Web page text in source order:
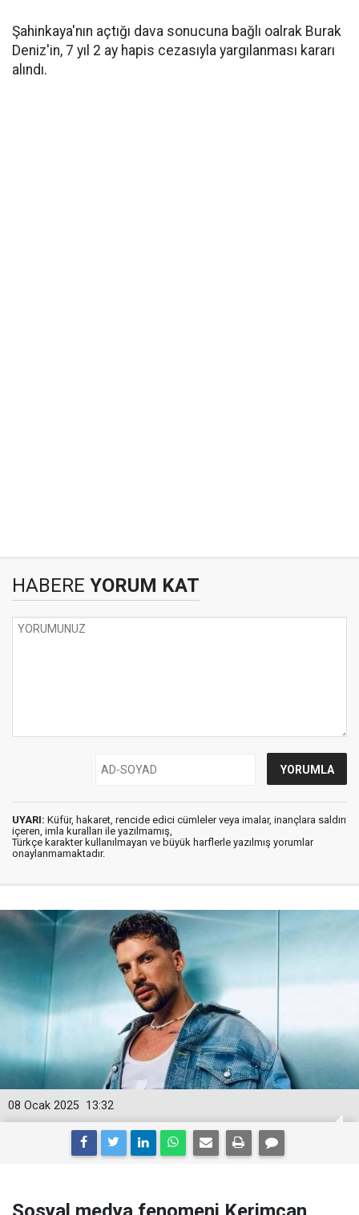
Şahinkaya'nın açtığı dava sonucuna bağlı oalrak Burak
Deniz'in, 7 yıl 2 ay hapis cezasıyla yargılanması kararı
alındı.
HABERE YORUM KAT
UYARI: Küfür, hakaret, rencide edici cümleler veya imalar, inançlara saldırı
içeren, imla kuralları ile yazılmamış,
Türkçe karakter kullanılmayan ve büyük harflerle yazılmış yorumlar
onaylanmamaktadır.
13:32
08 Ocak 2025